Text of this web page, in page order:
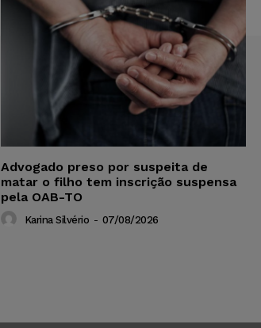
Advogado preso por suspeita de
matar o filho tem inscrição suspensa
pela OAB-TO
Karina Silvério - 07/08/2026